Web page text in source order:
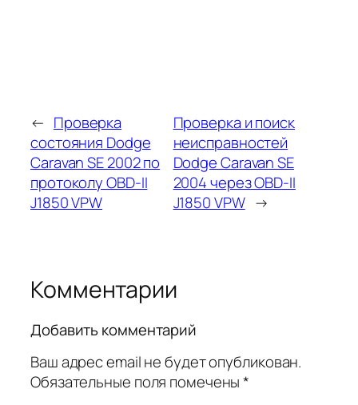
← Проверка
состояния Dodge
Caravan SE 2002 по
протоколу OBD-II
J1850 VPW
Проверка и поиск
неисправностей
Dodge Caravan SE
2004 через OBD-II
J1850 VPW →
Комментарии
Добавить комментарий
Ваш адрес email не будет опубликован.
Обязательные поля помечены*